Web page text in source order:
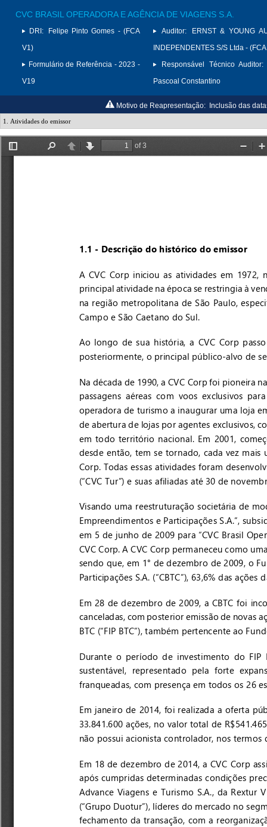
CVC BRASIL OPERADORA E AGÊNCIA DE VIAGENS S.A.
DRI:
Felipe Pinto Gomes - (FCA
V1)
Formulário de Referência - 2023 -
V19
Auditor:
ERNST & YOUNG
INDEPENDENTES S/S Ltda -
Responsável Técnico Auditor:
Pascoal Constantino
Motivo de Reapresentação: Inclusão das